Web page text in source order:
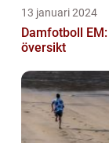
13 januari 2024
Damfotboll EM:
översikt